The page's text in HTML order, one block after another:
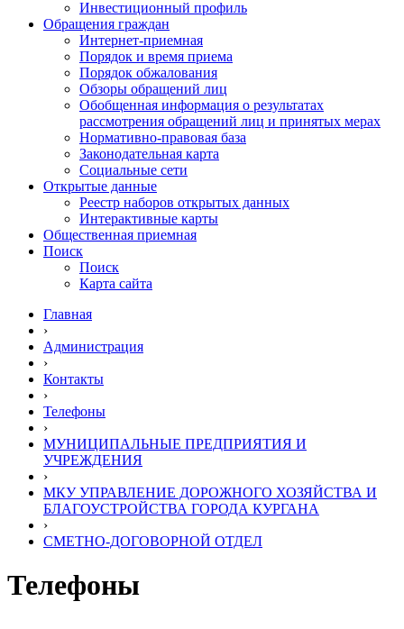
Инвестиционный профиль
Обращения граждан
Интернет-приемная
Порядок и время приема
Порядок обжалования
Обзоры обращений лиц
Обобщенная информация о результатах
рассмотрения обращений лиц и принятых мерах
Нормативно-правовая база
Законодательная карта
Социальные сети
Открытые данные
Реестр наборов открытых данных
Интерактивные карты
Общественная приемная
Поиск
Поиск
Карта сайта
Главная
›
Администрация
›
Контакты
›
Телефоны
›
МУНИЦИПАЛЬНЫЕ ПРЕДПРИЯТИЯ И
УЧРЕЖДЕНИЯ
›
МКУ УПРАВЛЕНИЕ ДОРОЖНОГО ХОЗЯЙСТВА И
БЛАГОУСТРОЙСТВА ГОРОДА КУРГАНА
›
СМЕТНО-ДОГОВОРНОЙ ОТДЕЛ
Телефоны